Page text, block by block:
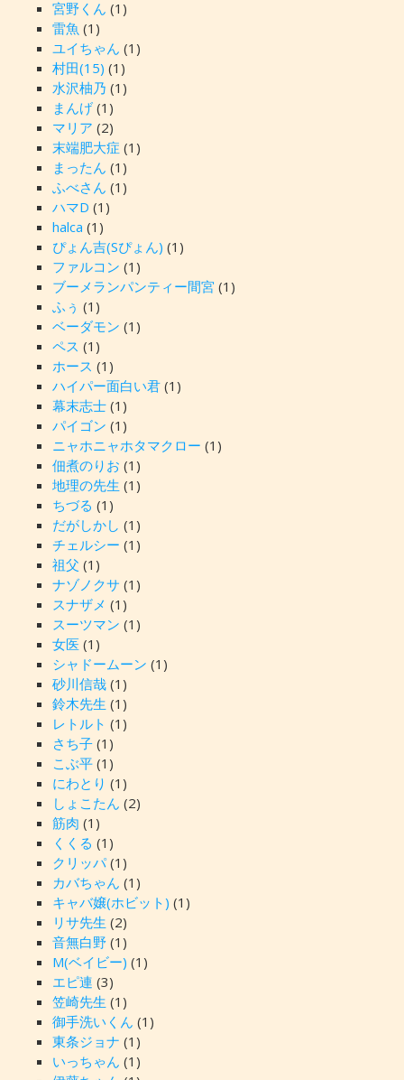
宮野くん (1)
雷魚 (1)
ユイちゃん (1)
村田(15) (1)
水沢柚乃 (1)
まんげ(1)
マリア (2)
末端肥大症 (1)
まったん (1)
ふべさん (1)
ハマD (1)
halca (1)
ぴょん吉(Sぴょん) (1)
ファルコン (1)
ブーメランパンティー間宮 (1)
ふぅ (1)
ベーダモン (1)
ペス (1)
ホース (1)
ハイパー面白い君(1)
幕末志士(1)
パイゴン (1)
ニャホニャホタマクロー (1)
佃煮のりお (1)
地理の先生 (1)
ちづる (1)
だがしかし (1)
チェルシー (1)
祖父 (1)
ナゾノクサ (1)
スナザメ (1)
スーツマン (1)
女医 (1)
シャドームーン (1)
砂川信哉(1)
鈴木先生 (1)
レトルト (1)
さち子(1)
こぶ平(1)
にわとり (1)
しょこたん (2)
筋肉 (1)
くくる (1)
クリッパ(1)
カバちゃん (1)
キャバ嬢(ホビット) (1)
リサ先生 (2)
音無白野(1)
M(ベイビー) (1)
エピ連 (3)
笠崎先生 (1)
御手洗いくん (1)
東条ジョナ (1)
いっちゃん (1)